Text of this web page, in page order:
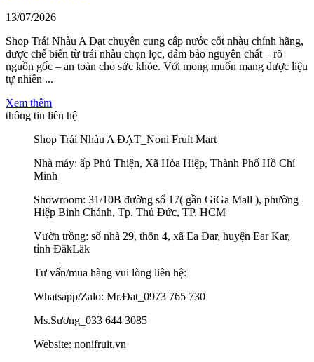
13/07/2026
Shop Trái Nhàu A Đạt chuyên cung cấp nước cốt nhàu chính hãng,
được chế biến từ trái nhàu chọn lọc, đảm bảo nguyên chất – rõ
nguồn gốc – an toàn cho sức khỏe. Với mong muốn mang dược liệu
tự nhiên ...
Xem thêm
thông tin liên hệ
Shop Trái Nhàu A ĐẠT_Noni Fruit Mart
Nhà máy: ấp Phú Thiện, Xã Hòa Hiệp, Thành Phố Hồ Chí
Minh
Showroom: 31/10B đường số 17( gần GiGa Mall ), phường
Hiệp Bình Chánh, Tp. Thủ Đức, TP. HCM
Vườn trồng: số nhà 29, thôn 4, xã Ea Đar, huyện Ear Kar,
tỉnh ĐăkLăk
Tư vấn/mua hàng vui lòng liên hệ:
Whatsapp/Zalo: Mr.Đat_0973 765 730
Ms.Sương_033 644 3085
Website: nonifruit.vn